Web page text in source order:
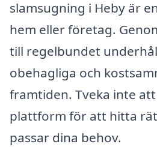
slamsugning i Heby är
hem eller företag.
till regelbundet
obehagliga och
framtiden. Tveka inte
plattform för att hitta
passar dina behov.